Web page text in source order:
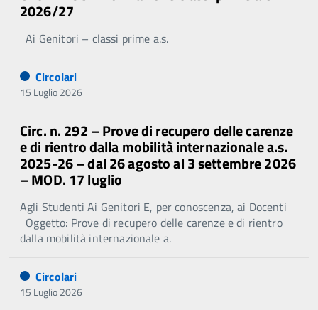
2026/27
Ai Genitori – classi prime a.s.
Circolari
15 Luglio 2026
Circ. n. 292 – Prove di recupero delle carenze
e di rientro dalla mobilità internazionale a.s.
2025-26 – dal 26 agosto al 3 settembre 2026
– MOD. 17 luglio
Agli Studenti Ai Genitori E, per conoscenza, ai Docenti
Oggetto: Prove di recupero delle carenze e di rientro
dalla mobilità internazionale a.
Circolari
15 Luglio 2026